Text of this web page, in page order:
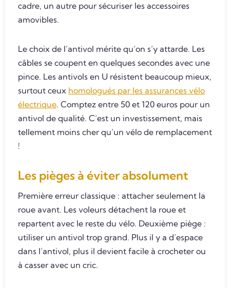
cadre, un autre pour sécuriser les accessoires
amovibles.
Le choix de l’antivol mérite qu’on s’y attarde. Les
câbles se coupent en quelques secondes avec une
pince. Les antivols en U résistent beaucoup mieux,
surtout ceux homologués par les assurances vélo
électrique. Comptez entre 50 et 120 euros pour un
antivol de qualité. C’est un investissement, mais
tellement moins cher qu’un vélo de remplacement
!
Les pièges à éviter absolument
Première erreur classique : attacher seulement la
roue avant. Les voleurs détachent la roue et
repartent avec le reste du vélo. Deuxième piège :
utiliser un antivol trop grand. Plus il y a d’espace
dans l’antivol, plus il devient facile à crocheter ou
à casser avec un cric.